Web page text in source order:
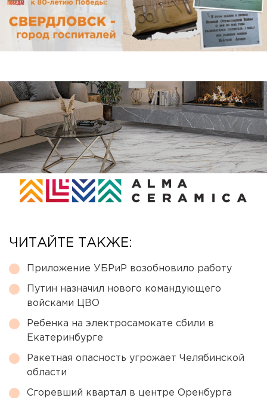
ЧИТАЙТЕ ТАКЖЕ:
Приложение УБРиР возобновило работу
Путин назначил нового командующего
войсками ЦВО
Ребенка на электросамокате сбили в
Екатеринбурге
Ракетная опасность угрожает Челябинской
области
Сгоревший квартал в центре Оренбурга